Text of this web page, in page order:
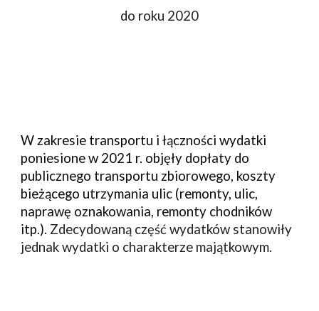
do roku 2020
W zakresie transportu i łączności wydatki
poniesione w 2021 r. objęły dopłaty do
publicznego transportu zbiorowego, koszty
bieżącego utrzymania ulic (remonty, ulic,
naprawę oznakowania, remonty chodników
itp.). Zdecydowaną część wydatków stanowiły
jednak wydatki o charakterze majątkowym.